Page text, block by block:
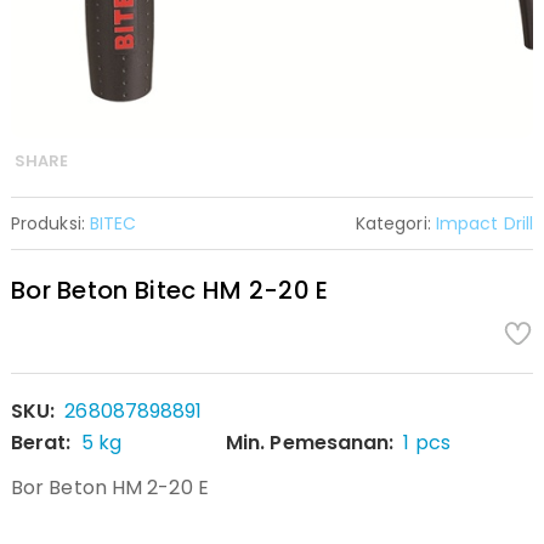
SHARE
Produksi: BITEC Kategori: Impact Drill
Bor Beton Bitec HM 2-20 E
SKU: 268087898891
Berat: 5 kg Min. Pemesanan: 1 pcs
Bor Beton HM 2-20 E